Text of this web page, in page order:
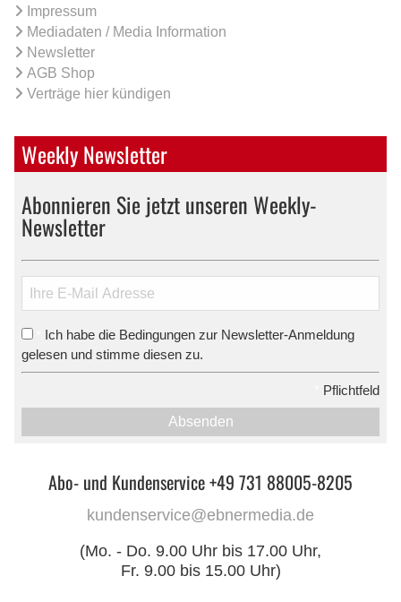
Impressum
Mediadaten / Media Information
Newsletter
AGB Shop
Verträge hier kündigen
Weekly Newsletter
Abonnieren Sie jetzt unseren Weekly-
Newsletter
Ich habe die Bedingungen zur Newsletter-Anmeldung
gelesen und stimme diesen zu.
Pflichtfeld
Absenden
Abo- und Kundenservice +49 731 88005-8205
kundenservice@ebnermedia.de
(Mo. - Do. 9.00 Uhr bis 17.00 Uhr,
Fr. 9.00 bis 15.00 Uhr)